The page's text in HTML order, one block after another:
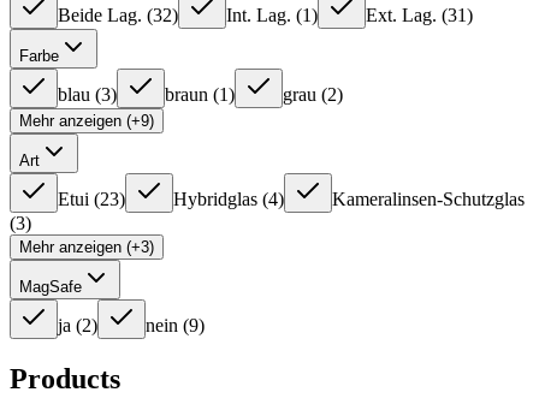
Beide Lag. (32) Int. Lag. (1) Ext. Lag. (31)
Farbe
blau (3) braun (1) grau (2)
Mehr anzeigen (+9)
Art
Etui (23) Hybridglas (4)
Kameralinsen-Schutzglas
(3)
Mehr anzeigen (+3)
MagSafe
ja (2) nein (9)
Products